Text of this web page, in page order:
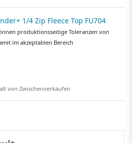
produktionsseitige Toleranzen von
im akzeptablen Bereich
von Zwischenverkäufen